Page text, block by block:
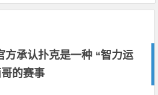
方承认扑克是一种 “智力运
的赛事